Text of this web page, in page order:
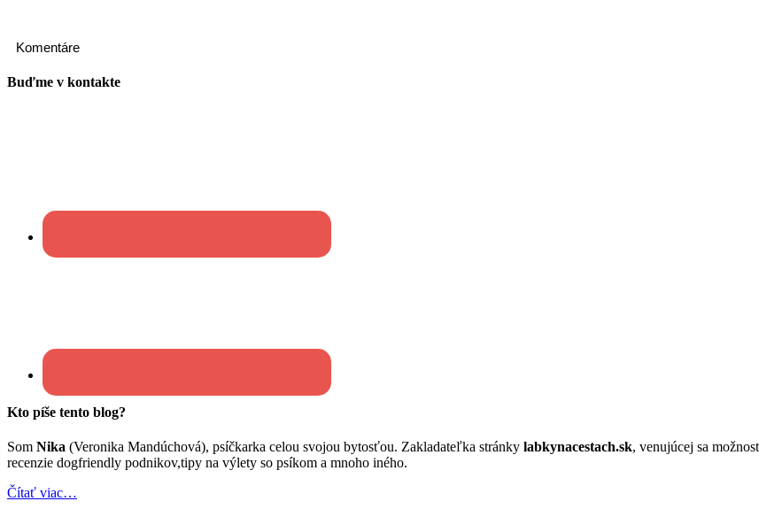
Komentáre
Buďme v kontakte
Kto píše tento blog?
Som Nika (Veronika Mandúchová), psíčkarka celou svojou bytosťou. Zakladateľka stránky labkynacestach.sk, venujúcej sa
recenzie dogfriendly podnikov,tipy na výlety so psíkom a mnoho iného.
Čítať viac…